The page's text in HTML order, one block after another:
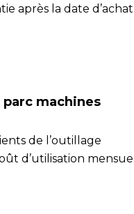
après la date
parc machines
de l’outillage
d’utilisation